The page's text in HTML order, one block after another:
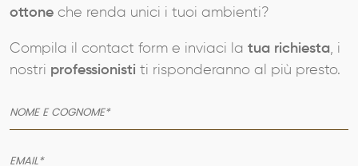
CONTATTI
ottone che renda unici i tuoi ambienti?
Compila il contact form e inviaci la tua richiesta, i
nostri professionisti ti risponderanno al più presto.